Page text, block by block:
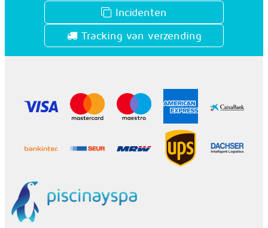
Incidenten
Tracking van verzending